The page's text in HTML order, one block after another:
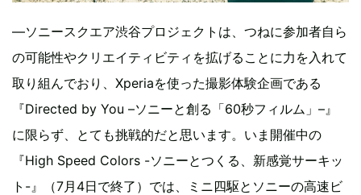
―ソニースクエア渋谷プロジェクトは、つねに参加者自ら
の可能性やクリエイティビティを拡げることに力を入れて
取り組んでおり、Xperiaを使った撮影体験企画である
『Directed by You –ソニーと創る「60秒フィルム」–』
に限らず、とても挑戦的だと思います。いま開催中の
『High Speed Colors -ソニーとつくる、新感覚サーキッ
ト-』（7月4日で終了）では、ミニ四駆とソニーの高速ビ